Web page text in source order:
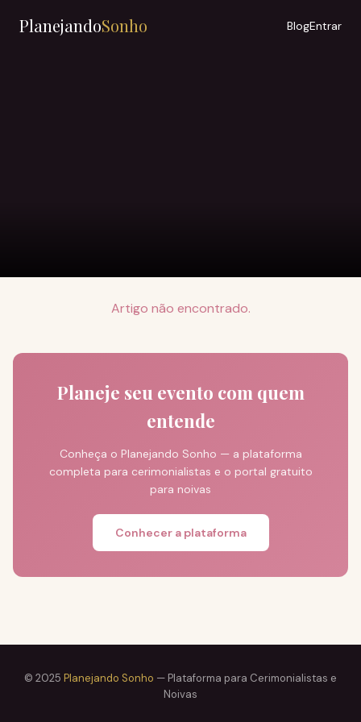
PlanejandoSonho BlogEntrar
Artigo não encontrado.
Planeje seu evento com quem
entende
Conheça o Planejando Sonho — a plataforma
completa para cerimonialistas e o portal gratuito
para noivas
Conhecer a plataforma
© 2025 Planejando Sonho — Plataforma para Cerimonialistas e
Noivas